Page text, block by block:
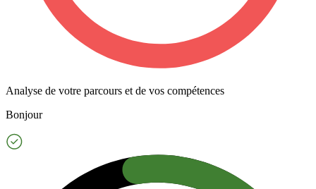
Analyse de votre parcours et de vos compétences
Bonjour